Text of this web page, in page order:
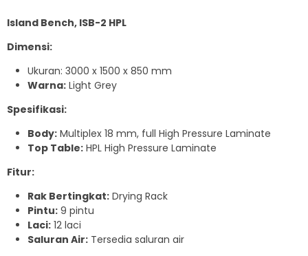
Island Bench, ISB-2 HPL
Dimensi:
Ukuran: 3000 x 1500 x 850 mm
Warna: Light Grey
Spesifikasi:
Body: Multiplex 18 mm, full High Pressure Laminate
Top Table: HPL High Pressure Laminate
Fitur:
Rak Bertingkat: Drying Rack
Pintu: 9 pintu
Laci: 12 laci
Saluran Air: Tersedia saluran air